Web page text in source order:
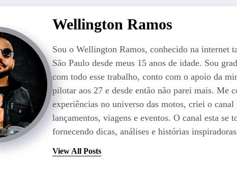
Wellington Ramos
Sou o Wellington Ramos, conhecido na internet
São Paulo desde meus 15 anos de idade. Sou
com todo esse trabalho, conto com o apoio da
pilotar aos 27 e desde então não parei mais. Me
experiências no universo das motos, criei o
lançamentos, viagens e eventos. O canal esta se
fornecendo dicas, análises e histórias
View All Posts